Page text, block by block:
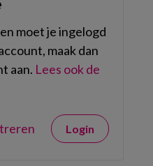
moet je ingelogd
maak dan
aan. Lees ook de
Login